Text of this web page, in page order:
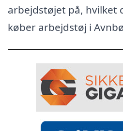
arbejdstøjet på, hvilket
køber arbejdstøj i